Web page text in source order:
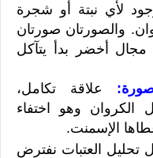
لأي نبتة أو شجرة
والصورتان صورتان
أخضر بدأ يتآكل
علاقة تكامل،
وهو اختفاء
الإسمنت.
تحليل العتبات نفترض